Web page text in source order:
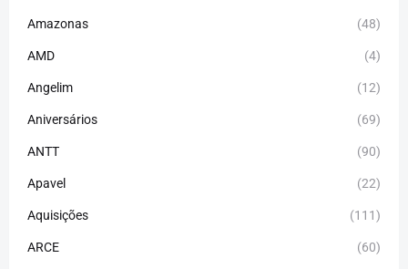
Amazonas (48)
AMD (4)
Angelim (12)
Aniversários (69)
ANTT (90)
Apavel (22)
Aquisições (111)
ARCE (60)